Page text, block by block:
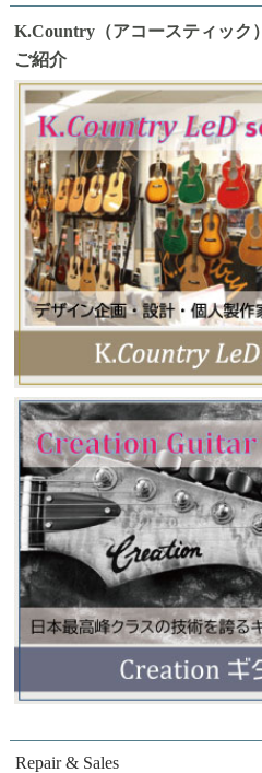
K.Country（アコースティック
ご紹介
Repair & Sales